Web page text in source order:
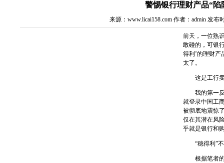
警惕银行理财产品“陷
来源：www.licai158.com 作者：admin 发布
前天，一位熟
敢碰的，可银
得利’的理财产
太了。
这是工行卖
我的第一反
就登录中国工
被彻底地震惊
仅在其潜在风
乎就是银行和
“稳得利”不
根据笔者的